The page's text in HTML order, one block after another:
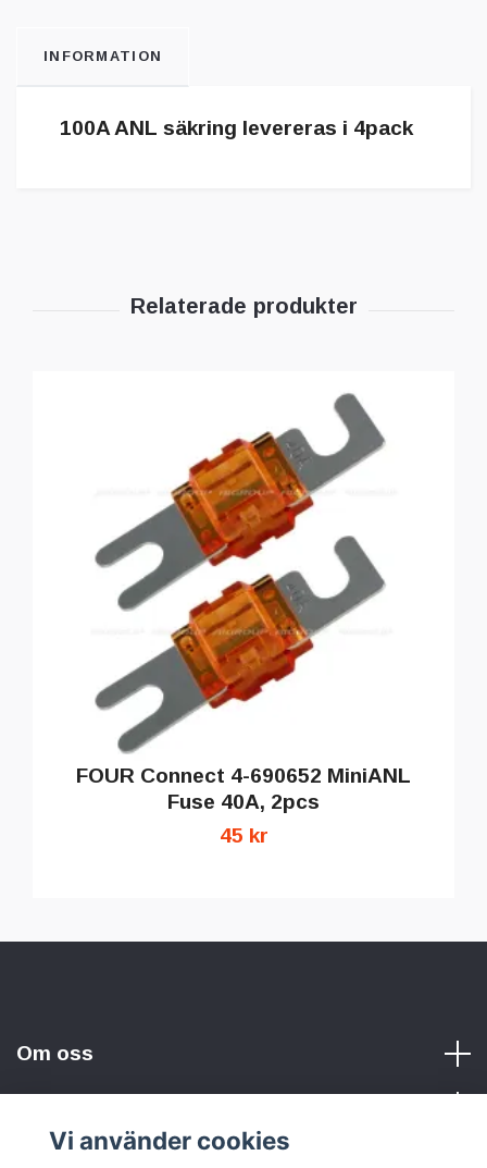
INFORMATION
100A ANL säkring levereras i 4pack
FOUR Connect 4-690652 MiniANL
Fuse 40A, 2pcs
45 kr
Om oss
Sociala medier
Vi använder cookies